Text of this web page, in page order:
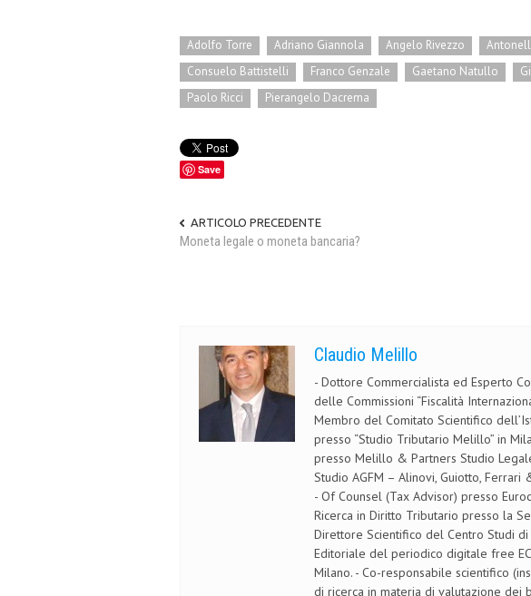
Adolfo Torre Adriano Giannola Angelo Rivezzo
Consuelo Battistelli
Franco Genzale Gaetano Natullo
Paolo Ricci
Pierangelo Dacrema
Save
ARTICOLO PRECEDENTE
Moneta legale o moneta bancaria?
Claudio Melillo
- Dottore Commercialista ed Esperto
delle Commissioni “Fiscalità
Membro del Comitato Scientifico
presso “Studio Tributario Melillo” in
presso Melillo & Partners Studio
Studio AGFM – Alinovi, Guiotto,
- Of Counsel (Tax Advisor) presso
Ricerca in Diritto Tributario presso la
Direttore Scientifico del Centro Studi di
Editoriale del periodico digitale free
Milano. - Co-responsabile scientifico
di ricerca in materia di valutazione dei